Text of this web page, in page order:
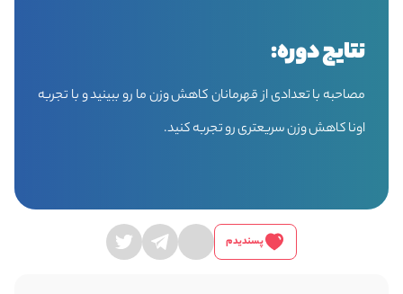
نتایج دوره:
مصاحبه با تعدادی از قهرمانان کاهش وزن ما رو ببینید و با تجربه
اونا کاهش وزن سریعتری رو تجربه کنید.
پسندیدم